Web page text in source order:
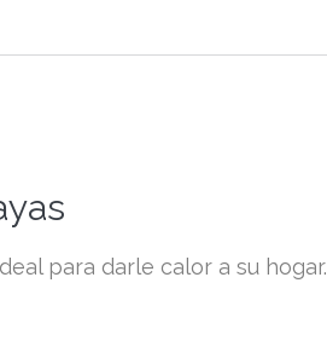
para darle calor a su hogar.